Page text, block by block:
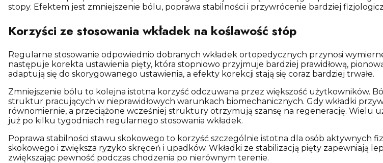
stopy. Efektem jest zmniejszenie bólu, poprawa stabilności i przywrócenie bardziej
Korzyści ze stosowania wkładek na koślawość stóp
Regularne stosowanie odpowiednio dobranych wkładek ortopedycznych przynosi
następuje korekta ustawienia pięty, która stopniowo przyjmuje bardziej prawidłową,
adaptują się do skorygowanego ustawienia, a efekty korekcji stają się coraz bardziej trwałe.
Zmniejszenie bólu to kolejna istotna korzyść odczuwana przez większość użytkowników.
struktur pracujących w nieprawidłowych warunkach biomechanicznych. Gdy wkładki
równomiernie, a przeciążone wcześniej struktury otrzymują szansę na regenerację. Wielu
już po kilku tygodniach regularnego stosowania wkładek.
Poprawa stabilności stawu skokowego to korzyść szczególnie istotna dla osób aktywnych
skokowego i zwiększa ryzyko skręceń i upadków. Wkładki ze stabilizacją pięty zapewniają
zwiększając pewność podczas chodzenia po nierównym terenie.